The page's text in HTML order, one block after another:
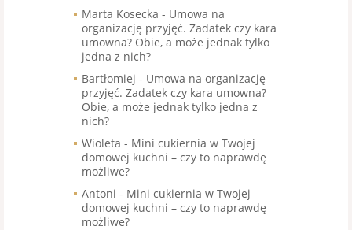
Marta Kosecka - Umowa na
organizację przyjęć. Zadatek czy kara
umowna? Obie, a może jednak tylko
jedna z nich?
Bartłomiej - Umowa na organizację
przyjęć. Zadatek czy kara umowna?
Obie, a może jednak tylko jedna z
nich?
Wioleta - Mini cukiernia w Twojej
domowej kuchni – czy to naprawdę
możliwe?
Antoni - Mini cukiernia w Twojej
domowej kuchni – czy to naprawdę
możliwe?